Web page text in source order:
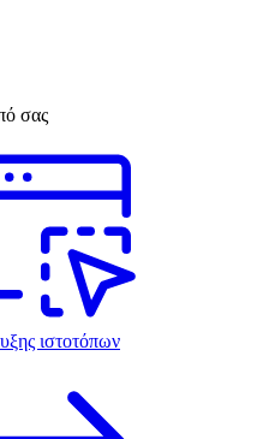
σας
ιστοτόπων